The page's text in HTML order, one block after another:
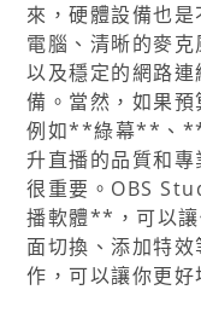
來，硬體設備也
電腦、清晰的麥
以及穩定的網路
備。當然，如果預
例如**綠幕**、
升直播的品質和
很重要。OBS
播軟體**，可以
面切換、添加特
作，可以讓你更好